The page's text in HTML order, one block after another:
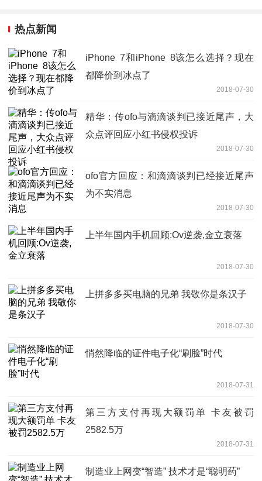
热点新闻
iPhone 7和iPhone 8该怎么选择？现在
都降价到冰点了
2018-07-30
精华：传ofo与滴滴谈判已接近尾声，大
众点评回应小红书侵权投诉
2018-07-30
ofo官方回应：和滴滴谈判已经接近尾声
为不实消息
2018-07-30
上半年国内手机回顾:Ov逆袭,金立衰落
2018-07-30
上拼多多买电脑的兄弟 我敬你是条汉子
2018-07-30
悄然降临的证件电子化“刷脸”时代
2018-07-31
第三方支付再现大额罚单 卡友被罚
2582.5万
2018-07-31
制造业上网变“智造” 技术才是“聪明药”